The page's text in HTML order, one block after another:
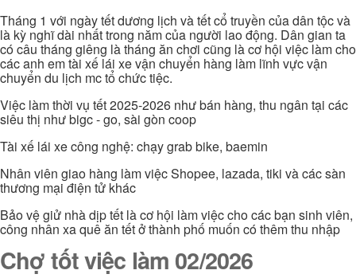
Tháng 1 với ngày tết dương lịch và tết cổ truyền của dân tộc và
là kỳ nghĩ dài nhất trong năm của người lao động. Dân gian ta
có câu tháng giêng là tháng ăn chơi cũng là cơ hội việc làm cho
các anh em tài xế lái xe vận chuyển hàng làm lĩnh vực vận
chuyển du lịch mc tổ chức tiệc.
Việc làm thời vụ tết 2025-2026 như bán hàng, thu ngân tại các
siêu thị như bigc - go, sài gòn coop
Tài xế lái xe công nghệ: chạy grab bike, baemin
Nhân viên giao hàng làm việc Shopee, lazada, tiki và các sàn
thương mại điện tử khác
Bảo vệ giử nhà dịp tết là cơ hội làm việc cho các bạn sinh viên,
công nhân xa quê ăn tết ở thành phố muốn có thêm thu nhập
Chợ tốt việc làm 02/2026